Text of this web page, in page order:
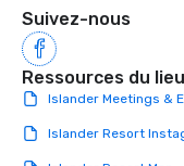
to engage the
right of you.
place at multiple
walking in between,
with different people
Suivez-nous
Ressources du lieu
Islander Meetings &
Islander Resort